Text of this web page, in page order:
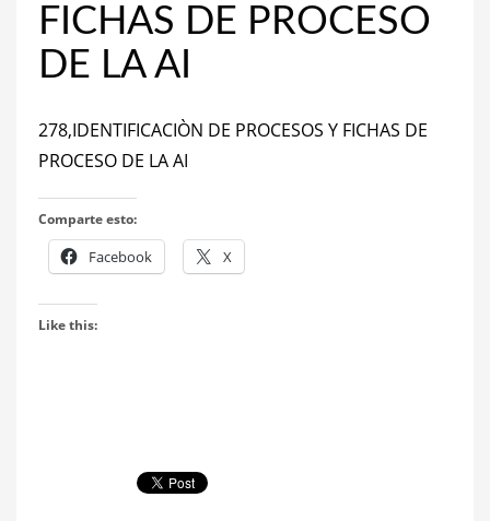
FICHAS DE PROCESO
DE LA AI
278,IDENTIFICACIÒN DE PROCESOS Y FICHAS DE
PROCESO DE LA AI
Comparte esto:
Facebook X
Like this: